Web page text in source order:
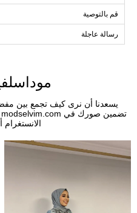
قم بالتوصية
رسالة عاجلة
يسعدنا أن نرى كيف تجمع بين
الانستغرام